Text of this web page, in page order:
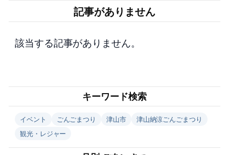
記事がありません
該当する記事がありません。
キーワード検索
イベント ごんごまつり 津山市
津山納涼ごんごまつり
観光・レジャー